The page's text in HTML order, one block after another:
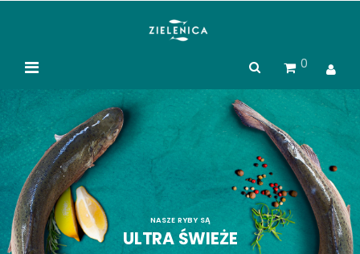
0
NASZE RYBY SĄ
ULTRA ŚWIEŻE